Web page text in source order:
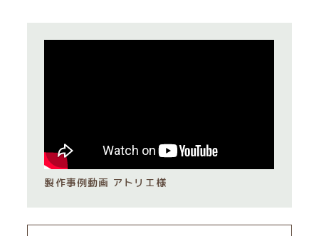
製作事例動画 アトリエ様